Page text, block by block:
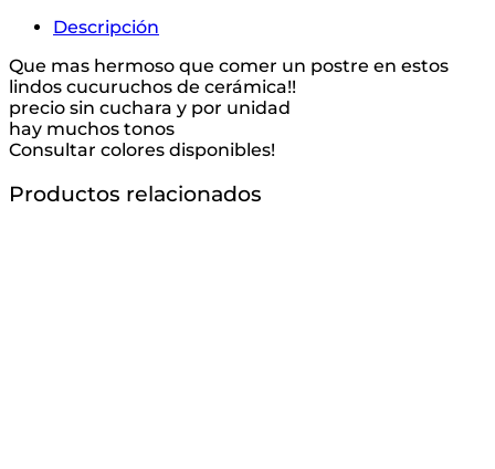
Descripción
Que mas hermoso que comer un postre en estos
lindos cucuruchos de cerámica!!
precio sin cuchara y por unidad
hay muchos tonos
Consultar colores disponibles!
Productos relacionados